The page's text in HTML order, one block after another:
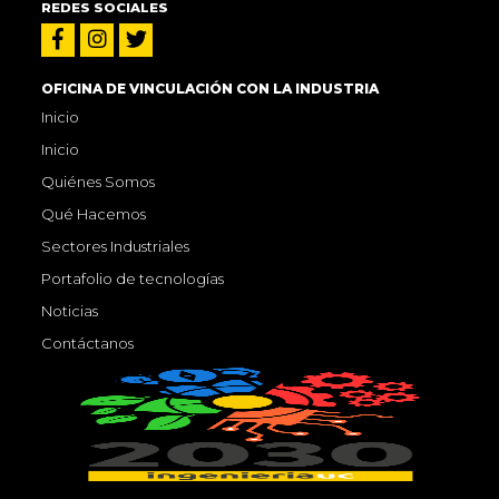
OFICINA DE VINCULACIÓN CON LA INDUSTRIA
Inicio
Inicio
Quiénes Somos
Qué Hacemos
Sectores Industriales
Portafolio de tecnologías
Noticias
Contáctanos
REDES SOCIALES